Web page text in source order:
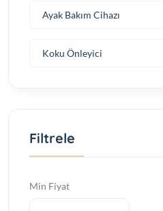
Ayak Bakım Cihazı
Koku Önleyici
Filtrele
Min Fiyat